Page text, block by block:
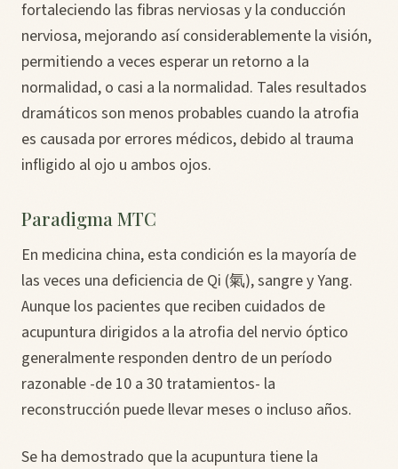
fortaleciendo las fibras nerviosas y la conducción
nerviosa, mejorando así considerablemente la visión,
permitiendo a veces esperar un retorno a la
normalidad, o casi a la normalidad. Tales resultados
dramáticos son menos probables cuando la atrofia
es causada por errores médicos, debido al trauma
infligido al ojo u ambos ojos.
Paradigma MTC
En medicina china, esta condición es la mayoría de
las veces una deficiencia de Qi (氣), sangre y Yang.
Aunque los pacientes que reciben cuidados de
acupuntura dirigidos a la atrofia del nervio óptico
generalmente responden dentro de un período
razonable -de 10 a 30 tratamientos- la
reconstrucción puede llevar meses o incluso años.
Se ha demostrado que la acupuntura tiene la